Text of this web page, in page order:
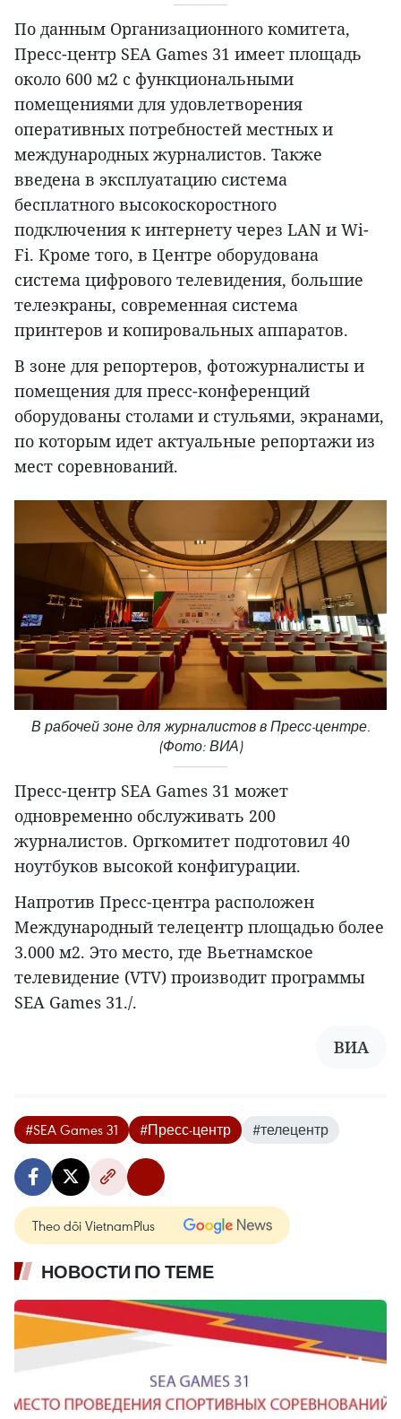
По данным Организационного комитета,
Пресс-центр SEA Games 31 имеет площадь
около 600 м2 с функциональными
помещениями для удовлетворения
оперативных потребностей местных и
международных журналистов. Также
введена в эксплуатацию система
бесплатного высокоскоростного
подключения к интернету через LAN и Wi-
Fi. Кроме того, в Центре оборудована
система цифрового телевидения, большие
телеэкраны, современная система
принтеров и копировальных аппаратов.
В зоне для репортеров, фотожурналисты и
помещения для пресс-конференций
оборудованы столами и стульями, экранами,
по которым идет актуальные репортажи из
мест соревнований.
В рабочей зоне для журналистов в Пресс-центре.
(Фото: ВИА)
Пресс-центр SEA Games 31 может
одновременно обслуживать 200
журналистов. Оргкомитет подготовил 40
ноутбуков высокой конфигурации.
Напротив Пресс-центра расположен
Международный телецентр площадью более
3.000 м2. Это место, где Вьетнамское
телевидение (VTV) производит программы
SEA Games 31./.
ВИА
#SEA Games 31 #Пресс-центр #телецентр
Theo dõi VietnamPlus
НОВОСТИ ПО ТЕМЕ